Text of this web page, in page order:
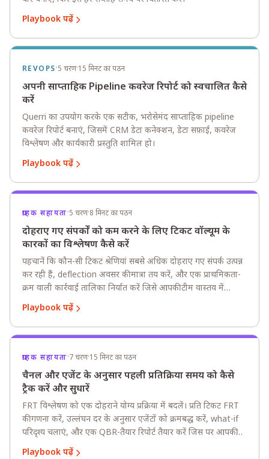
Playbook पढ़ें
REVOPS·5 चरण·15 मिनट का पठन
अपनी साप्ताहिक Pipeline कवरेज रिपोर्ट को स्वचालित कैसे
करें
Querri का उपयोग करके एक सटीक, भरोसेमंद साप्ताहिक pipeline
कवरेज रिपोर्ट बनाएं, जिसमें CRM डेटा कनेक्शन, डेटा सफ़ाई, कवरेज
विश्लेषण और कार्यकारी प्रस्तुति शामिल हो।
Playbook पढ़ें
ग्राहक सहायता·5 चरण·8 मिनट का पठन
दोहराए गए संपर्कों को कम करने के लिए टिकट वॉल्यूम के
कारकों का विश्लेषण कैसे करें
पहचानें कि कौन-सी टिकट श्रेणियां सबसे अधिक दोहराए गए संपर्क उत्पन्न
कर रही हैं, deflection अवसर की मात्रा तय करें, और एक प्राथमिकता-
क्रम वाली कार्रवाई तालिका निर्यात करें जिसे आपकी टीम वास्तव में
उपयोग कर सके।
Playbook पढ़ें
ग्राहक सहायता·7 चरण·15 मिनट का पठन
चैनल और एजेंट के अनुसार पहली प्रतिक्रिया समय को कैसे
ट्रैक करें और सुधारें
FRT विश्लेषण को एक दोहराने योग्य प्रक्रिया में बदलें। प्रति टिकट FRT
की गणना करें, उल्लंघन दर के अनुसार एजेंटों को क्रमबद्ध करें, what-if
परिदृश्य चलाएं, और एक QBR-तैयार रिपोर्ट तैयार करें जिस पर आपकी
टीम हर सप्ताह कार्रवाई कर सके।
Playbook पढ़ें